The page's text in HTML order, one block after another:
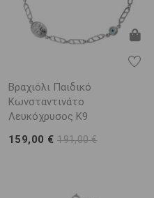
Βραχιόλι Παιδικό
Κωνσταντινάτο
Λευκόχρυσος Κ9
159,00 €191,00 €